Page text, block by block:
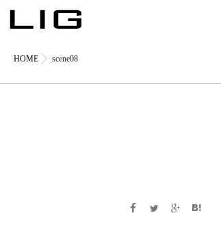
HOME scene08